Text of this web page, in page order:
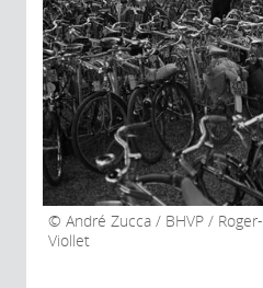
André Zucca / BHVP / Roger-
Viollet